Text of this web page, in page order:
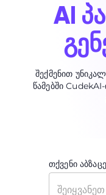
AI
შექმენით
წამებში
თქვენი